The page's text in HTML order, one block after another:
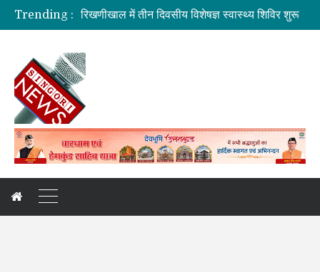
Trending :
सहकारिता में हरियाणा व उत्तराखंड मिलकर करेंगे कामः डाॅ. धन सिंह रावत
मुख्यमंत्री की मॉनिटरिंग में राहत एवं पुनर्निर्माण कार्य तेज